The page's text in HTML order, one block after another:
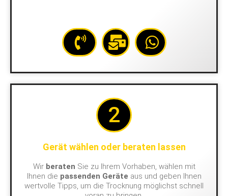
2
Gerät wählen oder beraten lassen
Wir beraten Sie zu Ihrem Vorhaben, wählen mit
Ihnen die passenden Geräte aus und geben Ihnen
wertvolle Tipps, um die Trocknung möglichst schnell